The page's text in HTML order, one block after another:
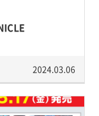
2024.03.06